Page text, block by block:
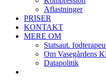
Aflastninger
PRISER
KONTAKT
MERE OM
Statsaut.
Om Vasegårdens
Datapolitik